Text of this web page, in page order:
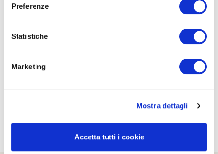
Preferenze
Statistiche
Marketing
Mostra dettagli
Accetta tutti i cookie